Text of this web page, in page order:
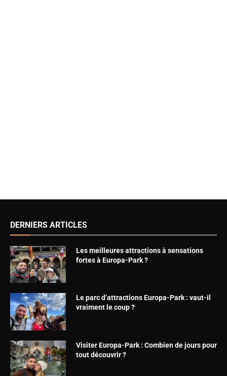
DERNIERS ARTICLES
Les meilleures attractions à sensations
fortes à Europa-Park ?
Le parc d’attractions Europa-Park : vaut-il
vraiment le coup ?
Visiter Europa-Park : Combien de jours pour
tout découvrir ?